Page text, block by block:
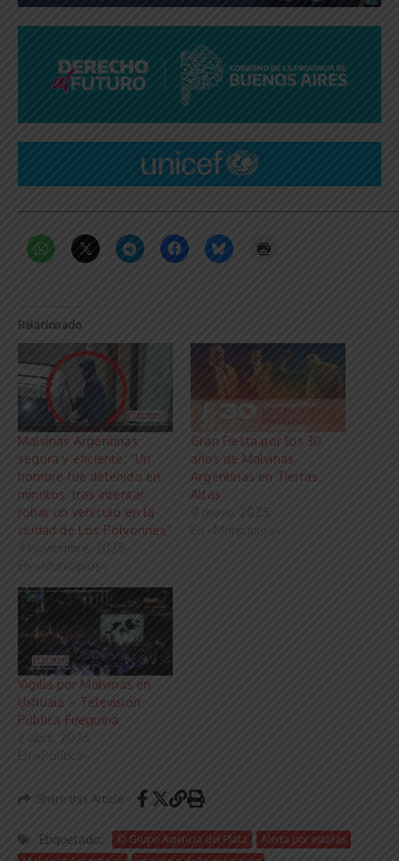
Relacionado
Malvinas Argentinas
segura y eficiente: “Un
hombre fue detenido en
minutos, tras intentar
robar un vehículo en la
ciudad de Los Polvorines”
4 noviembre, 2025
En «Municipios»
Gran Fiesta por los 30
años de Malvinas
Argentinas en Tierras
Altas
9 mayo, 2025
En «Municipios»
Vigilia por Malvinas en
Ushuaia – Televisión
Pública Fueguina
2 abril, 2026
En «Política»
Share this Article
Etiquetado: © Grupo Agencia del Plata
Alerta por estafas